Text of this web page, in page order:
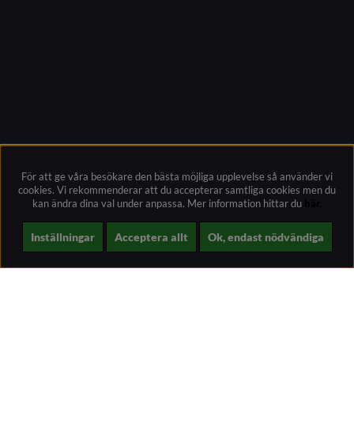
För att ge våra besökare den bästa möjliga upplevelse så använder vi
cookies. Vi rekommenderar att du accepterar samtliga cookies men du
kan ändra dina val under anpassa. Mer information hittar du
Inställningar Acceptera allt Ok, endast nödvändiga